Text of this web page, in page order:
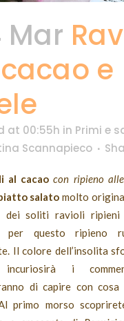
Mar
e
at 00:55h in Primi e
Scannapieco
al cacao con ripieno
salato molto
dei soliti ravioli
per questo ripieno
Il colore dell’insolita
i
di capire con
primo morso